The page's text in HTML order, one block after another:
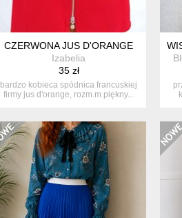
CZERWONA JUS D'ORANGE
Izabelia
35 zł
bardzo kobieca spódnica francuskiej
firmy jus d'orange, rozm.m piękny...